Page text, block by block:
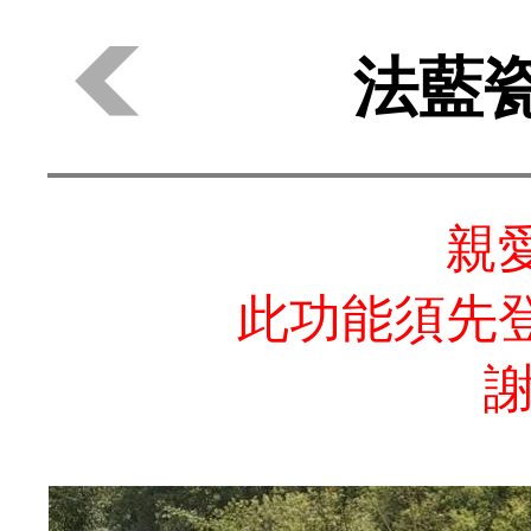
法藍
親
此功能須先